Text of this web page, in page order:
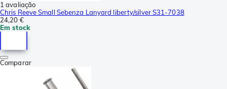
1 avaliação
Chris Reeve Small Sebenza Lanyard liberty/silver S31-7038
24,20 €
Em stock
Comparar